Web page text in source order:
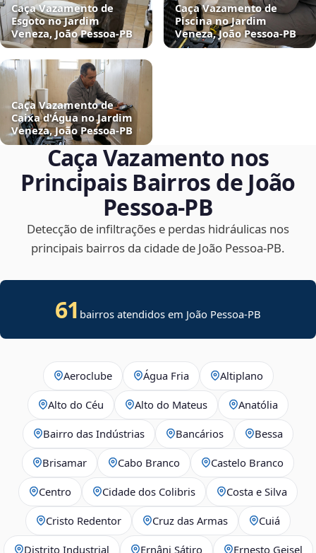
Caça Vazamento de
Esgoto no Jardim
Veneza, João Pessoa‑PB
Caça Vazamento de
Piscina no Jardim
Veneza, João Pessoa‑PB
Caça Vazamento de
Caixa d'Água no Jardim
Veneza, João Pessoa‑PB
Caça Vazamento nos
Principais Bairros de João
Pessoa‑PB
Detecção de infiltrações e perdas hidráulicas nos
principais bairros da cidade de João Pessoa‑PB.
61 bairros atendidos em João Pessoa-PB
Aeroclube Água Fria Altiplano
Alto do Céu Alto do Mateus Anatólia
Bairro das Indústrias Bancários Bessa
Brisamar Cabo Branco Castelo Branco
Centro Cidade dos Colibris Costa e Silva
Cristo Redentor Cruz das Armas Cuiá
Distrito Industrial Ernâni Sátiro Ernesto Geisel